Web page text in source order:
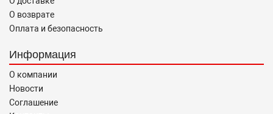
О возврате
Оплата и безопасность
Информация
О компании
Новости
Соглашение